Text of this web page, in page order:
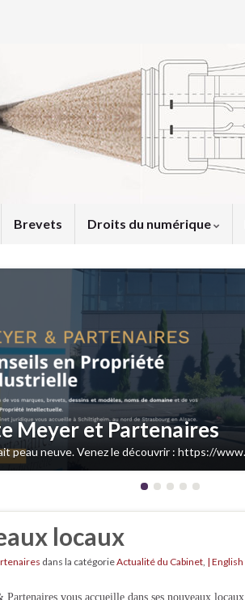
Brevets Droits du numérique
Meyer et Partenaires
peau neuve. Venez le découvrir : https://
locaux
dans la catégorieActualité du Cabinet, |
Partenaires vous accueille dans ses nouveaux